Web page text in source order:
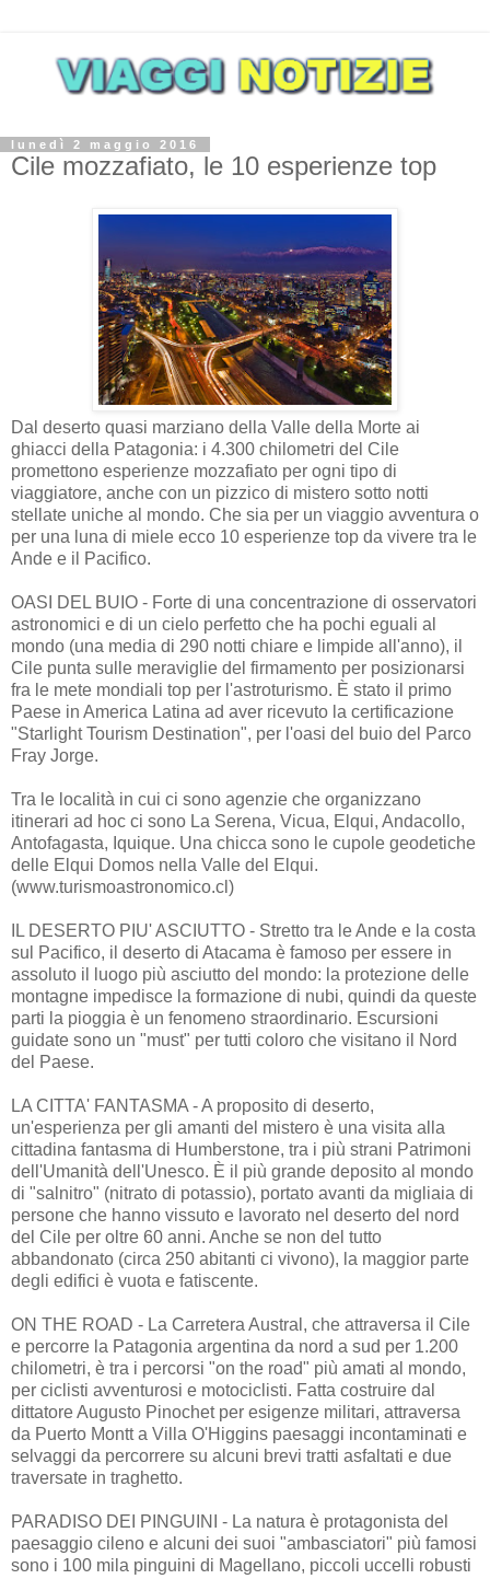
lunedì 2 maggio 2016
Cile mozzafiato, le 10 esperienze top
Dal deserto quasi marziano della Valle della Morte ai
ghiacci della Patagonia: i 4.300 chilometri del Cile
promettono esperienze mozzafiato per ogni tipo di
viaggiatore, anche con un pizzico di mistero sotto notti
stellate uniche al mondo. Che sia per un viaggio avventura o
per una luna di miele ecco 10 esperienze top da vivere tra le
Ande e il Pacifico.
OASI DEL BUIO - Forte di una concentrazione di osservatori
astronomici e di un cielo perfetto che ha pochi eguali al
mondo (una media di 290 notti chiare e limpide all'anno), il
Cile punta sulle meraviglie del firmamento per posizionarsi
fra le mete mondiali top per l'astroturismo. È stato il primo
Paese in America Latina ad aver ricevuto la certificazione
"Starlight Tourism Destination", per l'oasi del buio del Parco
Fray Jorge.
Tra le località in cui ci sono agenzie che organizzano
itinerari ad hoc ci sono La Serena, Vicua, Elqui, Andacollo,
Antofagasta, Iquique. Una chicca sono le cupole geodetiche
delle Elqui Domos nella Valle del Elqui.
(www.turismoastronomico.cl)
IL DESERTO PIU' ASCIUTTO - Stretto tra le Ande e la costa
sul Pacifico, il deserto di Atacama è famoso per essere in
assoluto il luogo più asciutto del mondo: la protezione delle
montagne impedisce la formazione di nubi, quindi da queste
parti la pioggia è un fenomeno straordinario. Escursioni
guidate sono un "must" per tutti coloro che visitano il Nord
del Paese.
LA CITTA' FANTASMA - A proposito di deserto,
un'esperienza per gli amanti del mistero è una visita alla
cittadina fantasma di Humberstone, tra i più strani Patrimoni
dell'Umanità dell'Unesco. È il più grande deposito al mondo
di "salnitro" (nitrato di potassio), portato avanti da migliaia di
persone che hanno vissuto e lavorato nel deserto del nord
del Cile per oltre 60 anni. Anche se non del tutto
abbandonato (circa 250 abitanti ci vivono), la maggior parte
degli edifici è vuota e fatiscente.
ON THE ROAD - La Carretera Austral, che attraversa il Cile
e percorre la Patagonia argentina da nord a sud per 1.200
chilometri, è tra i percorsi "on the road" più amati al mondo,
per ciclisti avventurosi e motociclisti. Fatta costruire dal
dittatore Augusto Pinochet per esigenze militari, attraversa
da Puerto Montt a Villa O'Higgins paesaggi incontaminati e
selvaggi da percorrere su alcuni brevi tratti asfaltati e due
traversate in traghetto.
PARADISO DEI PINGUINI - La natura è protagonista del
paesaggio cileno e alcuni dei suoi "ambasciatori" più famosi
sono i 100 mila pinguini di Magellano, piccoli uccelli robusti